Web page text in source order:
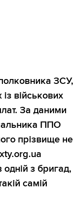
ЗСУ,
військових
За даними
ППО
прізвище не
з бригад,
самій